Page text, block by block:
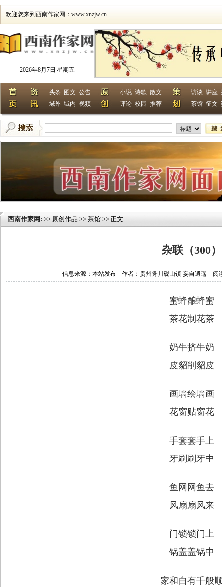
欢迎您来到西南作家网： www.xnzjw.cn
2026年8月7日 星期五
头条 图文 公告
域外 域内 视频
小说 诗歌 散文
评论 校园 推荐
访谈 讲座
茶馆 征文
西南作家网 : >> 原创作品 >> 茶馆 >> 正文
杂联（300）
信息来源：本站发布 作者：贵州务川砚山镇 妄自逍遥 阅
蜜蜂酿蜂蜜
茶花制花茶
奶牛挤牛奶
皮貂削貂皮
画墙绘墙画
花窗贴窗花
手套套手上
牙刷刷牙中
鱼网网鱼去
风扇扇风来
门锁锁门上
锅盖盖锅中
家和自有千般